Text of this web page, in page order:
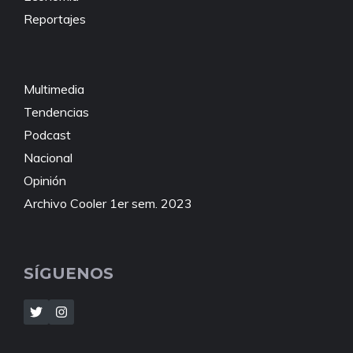
Reportajes
Multimedia
Tendencias
Podcast
Nacional
Opinión
Archivo Cooler 1er sem. 2023
SÍGUENOS